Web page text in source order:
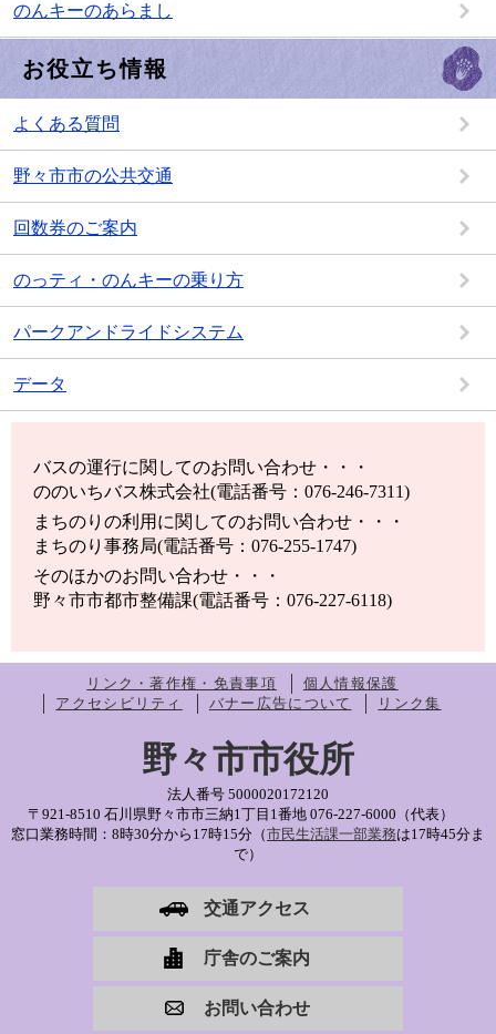
のんキーのあらまし
お役立ち情報
よくある質問
野々市市の公共交通
回数券のご案内
のっティ・のんキーの乗り方
パークアンドライドシステム
データ
バスの運行に関してのお問い合わせ・・・
ののいちバス株式会社(電話番号：076-246-7311)
まちのりの利用に関してのお問い合わせ・・・
まちのり事務局(電話番号：076-255-1747)
そのほかのお問い合わせ・・・
野々市市都市整備課(電話番号：076-227-6118)
リンク・著作権・免責事項
個人情報保護
アクセシビリティ
バナー広告について リンク集
野々市市役所
法人番号 5000020172120
〒921-8510 石川県野々市市三納1丁目1番地 076-227-6000（代表）
窓口業務時間：8時30分から17時15分（市民生活課一部業務は17時45分ま
で）
交通アクセス
庁舎のご案内
お問い合わせ